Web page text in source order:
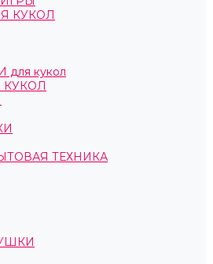
КУКОЛ
кукол
ТЕХНИКА